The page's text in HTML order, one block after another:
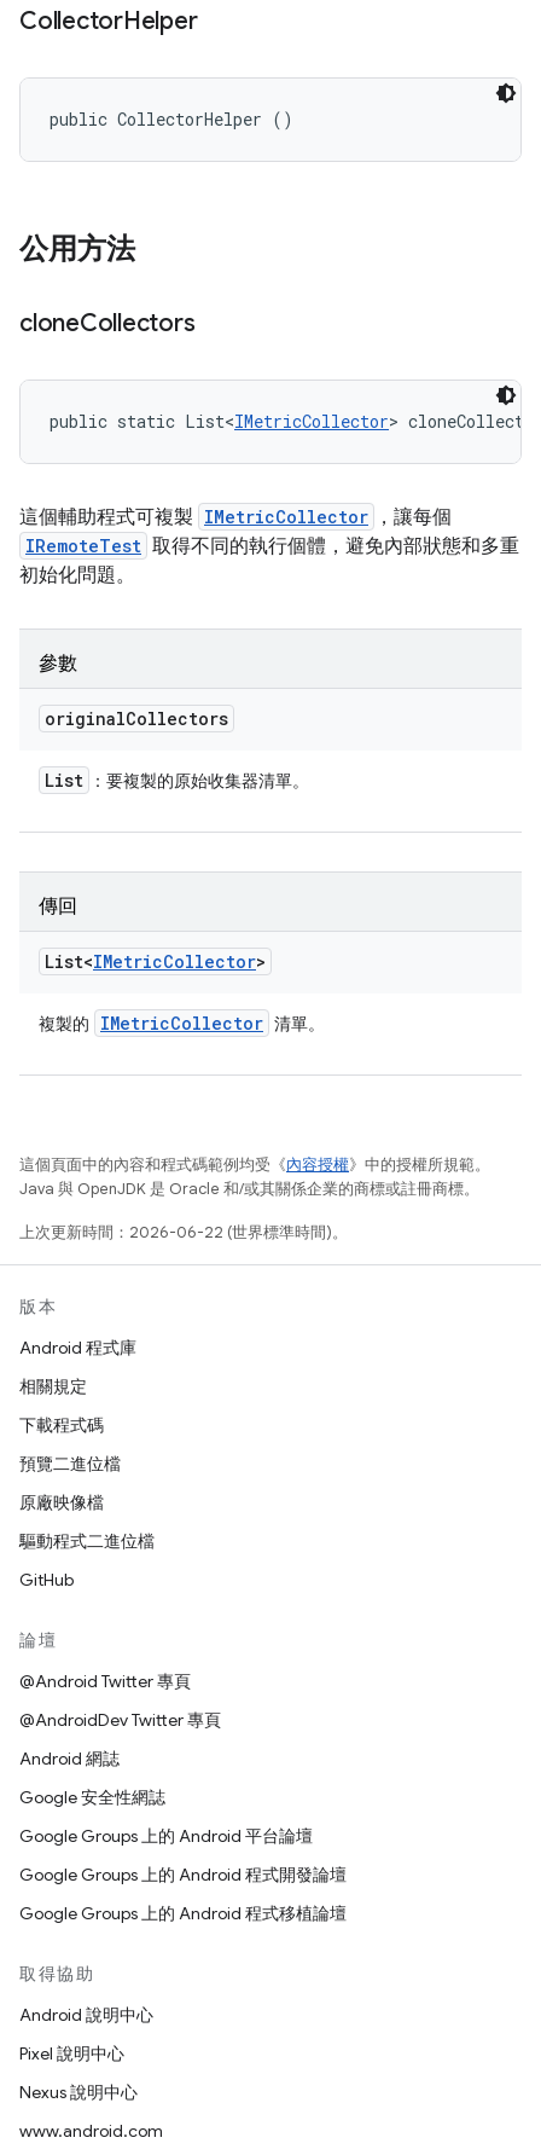
CollectorHelper
public CollectorHelper ()
公用方法
cloneCollectors
public static List<IMetricCollector>
這個輔助程式可複製 IMetricCollector ，讓每個
IRemoteTest 取得不同的執行個體，避免內部狀態和多重
初始化問題。
參數
originalCollectors
List ：要複製的原始收集器清單。
傳回
List<IMetricCollector>
複製的 IMetricCollector 清單。
這個頁面中的內容和程式碼範例均受《內容授權》中的授權所規範。
Java 與 OpenJDK 是 Oracle 和/或其關係企業的商標或註冊商標。
上次更新時間：2026-06-22 (世界標準時間)。
版本
Android 程式庫
相關規定
下載程式碼
預覽二進位檔
原廠映像檔
驅動程式二進位檔
GitHub
論壇
@Android Twitter 專頁
@AndroidDev Twitter 專頁
Android 網誌
Google 安全性網誌
Google Groups 上的 Android 平台論壇
Google Groups 上的 Android 程式開發論壇
Google Groups 上的 Android 程式移植論壇
取得協助
Android 說明中心
Pixel 說明中心
Nexus 說明中心
www.android.com